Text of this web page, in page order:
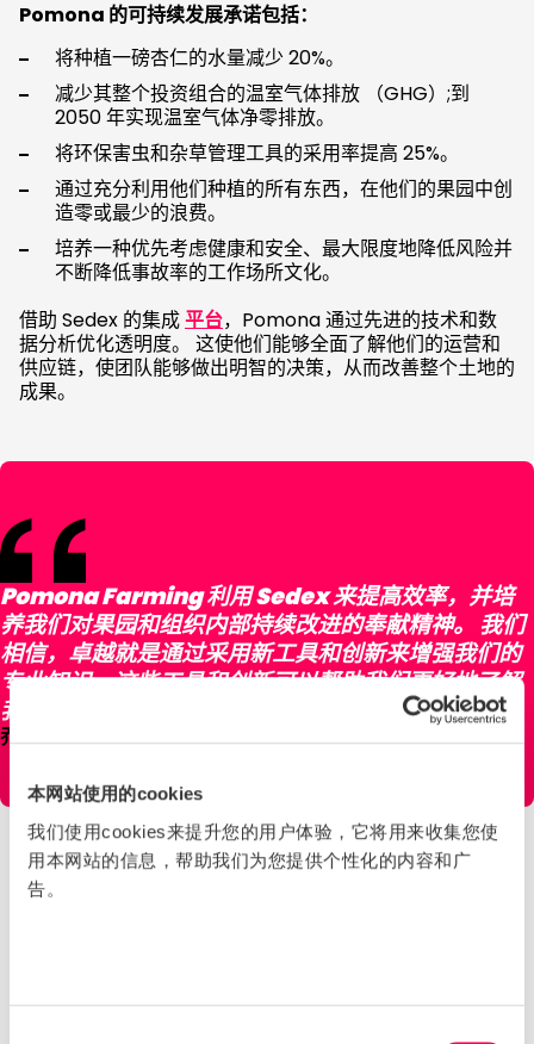
本网站使用的cookies
我们使用cookies来提升您的用户体验，它将用来收集您使
用本网站的信息，帮助我们为您提供个性化的内容和广
告。
Pomona 的可持续发展承诺包括：
将种植一磅杏仁的水量减少 20%。
减少其整个投资组合的温室气体排放 （GHG）;到
2050 年实现温室气体净零排放。
将环保害虫和杂草管理工具的采用率提高 25%。
通过充分利用他们种植的所有东西，在他们的果园中创
造零或最少的浪费。
培养一种优先考虑健康和安全、最大限度地降低风险并
不断降低事故率的工作场所文化。
借助 Sedex 的集成平台，Pomona 通过先进的技术和数
据分析优化透明度。 这使他们能够全面了解他们的运营和
供应链，使团队能够做出明智的决策，从而改善整个土地的
成果。
Pomona Farming 利用 Sedex 来提高效率，并培
养我们对果园和组织内部持续改进的奉献精神。 我们
相信，卓越就是通过采用新工具和创新来增强我们的
专业知识，这些工具和创新可以帮助我们更好地了解
我们的资源使用、方法以及每个领域的相应影响。
乔纳森·圭多Pomona Farming 可持续农业全球总监
与劳务承包商有效合作